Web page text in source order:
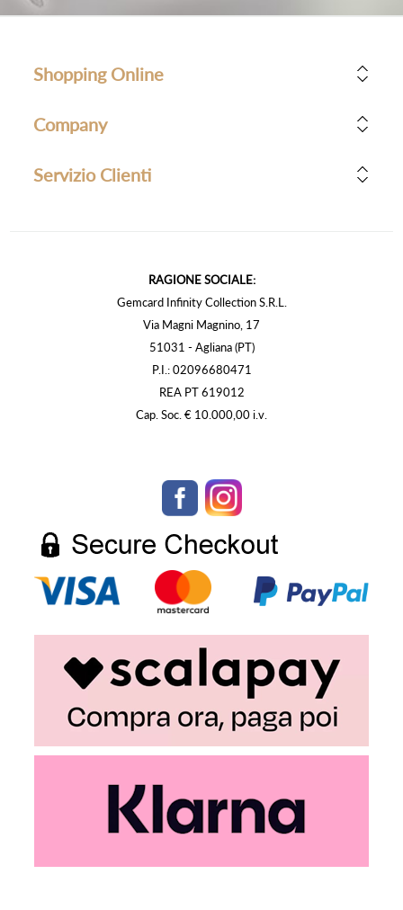
Shopping Online
Company
Servizio Clienti
RAGIONE SOCIALE:
Gemcard Infinity Collection S.R.L.
Via Magni Magnino, 17
51031 - Agliana (PT)
P.I.: 02096680471
REA PT 619012
Cap. Soc. € 10.000,00 i.v.